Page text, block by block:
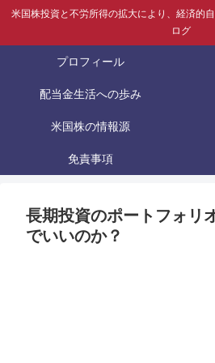
米国株投資と不労所得の拡大により、経済的
ログ
プロフィール
配当金生活への歩み
米国株の情報源
免責事項
長期投資のポートフォリ
でいいのか？